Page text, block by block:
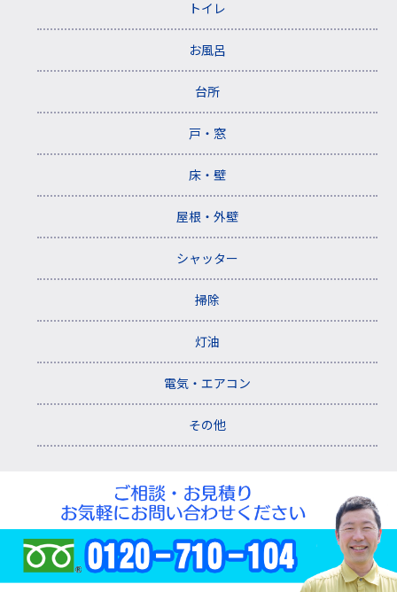
トイレ
お風呂
台所
戸・窓
床・壁
屋根・外壁
シャッター
掃除
灯油
電気・エアコン
その他